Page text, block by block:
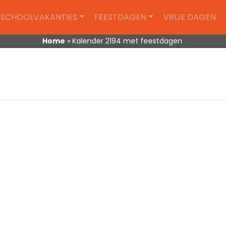
SCHOOLVAKANTIES FEESTDAGEN VRIJE DAGEN
Home » Kalender 2194 met feestdagen